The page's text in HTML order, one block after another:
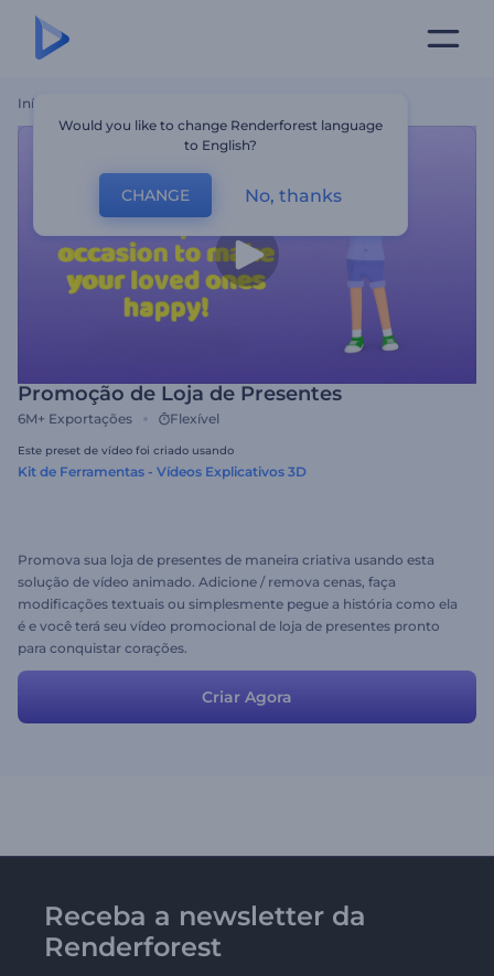
Início
Promoção de Loja de Presentes
6M+ Exportações Flexível
Este preset de vídeo foi criado usando
Kit de Ferramentas - Vídeos Explicativos 3D
Promova sua loja de presentes de maneira criativa usando esta
solução de vídeo animado. Adicione / remova cenas, faça
modificações textuais ou simplesmente pegue a história como ela
é e você terá seu vídeo promocional de loja de presentes pronto
para conquistar corações.
Criar Agora
Receba a newsletter da
Renderforest
Would you like to change Renderforest language
to English?
CHANGE No, thanks